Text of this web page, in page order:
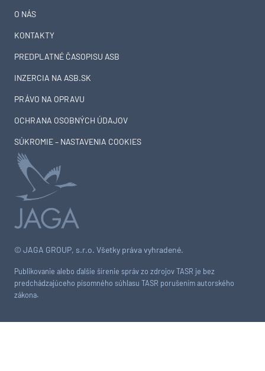
© JAGA GROUP, s.r.o. Všetky práva vyhradené.
Publikovanie alebo ďalšie šírenie správ zo zdrojov TASR je bez
predchádzajúceho písomného súhlasu TASR porušením autorského
zákona.
O NÁS
KONTAKTY
PREDPLATNÉ ČASOPISU ASB
INZERCIA NA ASB.SK
PRÁVO NA OPRAVU
OCHRANA OSOBNÝCH ÚDAJOV
SÚKROMIE – NASTAVENIA COOKIES